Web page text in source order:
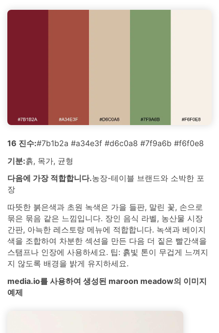
16 진수:#7b1b2a #a34e3f #d6c0a8 #7f9a6b #f6f0e8
기분:흙, 목가, 균형
다음에 가장 적합합니다.농장-테이블 브랜드와 소박한 포
장
따뜻한 붉은색과 초원 녹색은 가을 들판, 말린 꽃, 손으로
묶은 묶음 같은 느낌입니다. 장인 음식 라벨, 농산물 시장
간판, 아늑한 레스토랑 메뉴에 적합합니다. 녹색과 베이지
색을 조합하여 차분한 섹션을 만든 다음 더 짙은 빨간색을
스탬프나 인장에 사용하세요. 팁: 흙빛 톤이 무겁게 느껴지
지 않도록 배경을 밝게 유지하세요.
media.io를 사용하여 생성된 maroon meadow의 이미지
예제